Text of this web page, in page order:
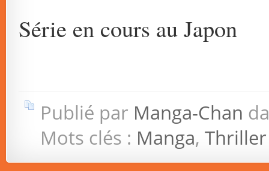
Série en cours au Japon
Publié par Manga-Chan
Mots clés : Manga, Thriller